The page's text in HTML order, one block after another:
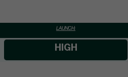
LAUNCH:
HIGH